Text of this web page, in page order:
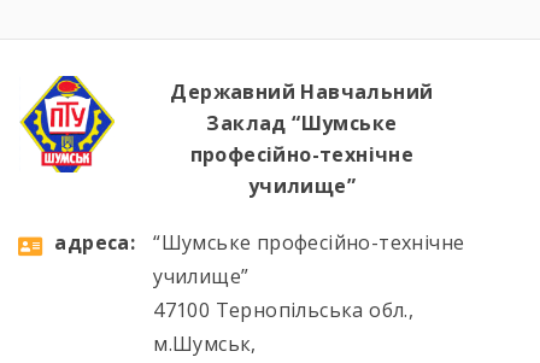
Державний Навчальний
Заклад “Шумське
професійно-технічне
училище”
aдресa:
“Шумське професійно-технічне
училище”
47100 Тернопільська обл.,
м.Шумськ,